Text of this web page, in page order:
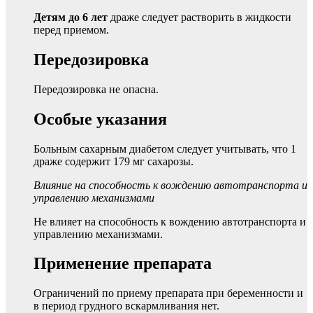
Детям до 6 лет драже следует растворить в жидкости
перед приемом.
Передозировка
Передозировка не опасна.
Особые указания
Больным сахарным диабетом следует учитывать, что 1
драже содержит 179 мг сахарозы.
Влияние на способность к вождению автотранспорта и
управлению механизмами
Не влияет на способность к вождению автотранспорта и
управлению механизмами.
Применение препарата
Ограничений по приему препарата при беременности и
в период грудного вскармливания нет.